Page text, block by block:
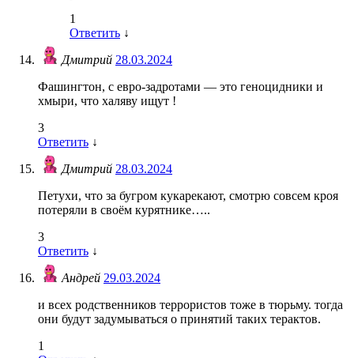
1
Ответить ↓
Дмитрий 28.03.2024
Фашингтон, с евро-задротами — это геноцидники и
хмыри, что халяву ищут !
3
Ответить ↓
Дмитрий 28.03.2024
Петухи, что за бугром кукарекают, смотрю совсем кроя
потеряли в своём курятнике…..
3
Ответить ↓
Андрей 29.03.2024
и всех родственников террористов тоже в тюрьму. тогда
они будут задумываться о принятий таких терактов.
1